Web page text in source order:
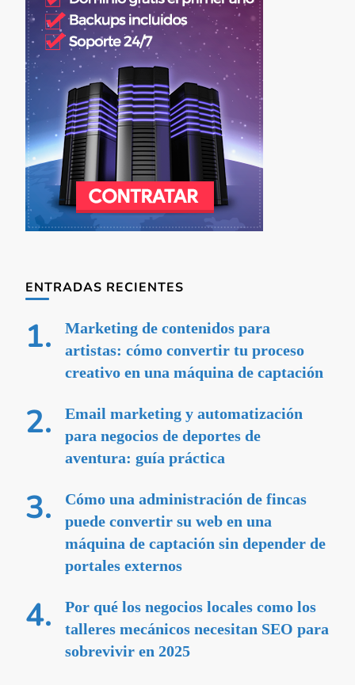
ENTRADAS RECIENTES
Marketing de contenidos para
artistas: cómo convertir tu proceso
creativo en una máquina de captación
Email marketing y automatización
para negocios de deportes de
aventura: guía práctica
Cómo una administración de fincas
puede convertir su web en una
máquina de captación sin depender de
portales externos
Por qué los negocios locales como los
talleres mecánicos necesitan SEO para
sobrevivir en 2025